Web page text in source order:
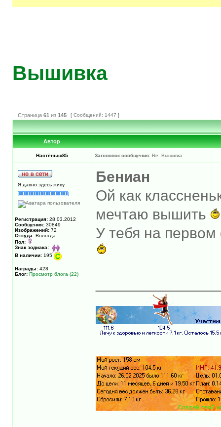
Вышивка
Страница 61 из 145 [ Сообщений: 1447 ]
Автор
Настёныш85 Заголовок сообщения: Re: Вышивка
Я давно здесь живу
Регистрация: 28.03.2012
Сообщения: 30849
Изображений: 72
Откуда: Вологда
Пол:
Знак зодиака:
В наличии: 195
Награды: 428
Блог: Просмотр блога (22)
Бениан
Ой как
мечтаю вышить
У тебя на